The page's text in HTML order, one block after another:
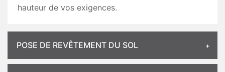
hauteur de vos exigences.
POSE DE REVÊTEMENT DU SOL